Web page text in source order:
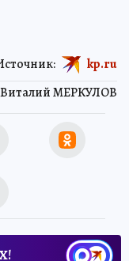
Виталий МЕРКУЛОВ
kp.ru